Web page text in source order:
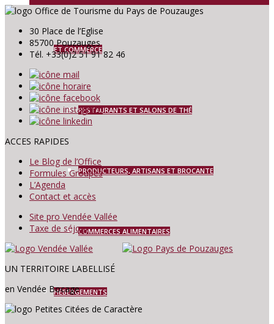
ET COMMERCE
RESTAURANTS ET SALONS DE THÉ
PRODUCTEURS, ARTISANS ET BROCANTE
COMMERCES ALIMENTAIRES
HÉBERGEMENTS
30 Place de l’Eglise
85700 Pouzauges
Tél. +33(0)2 51 91 82 46
ACCES RAPIDES
Le Blog de l’Office
Formules Groupes
L’Agenda
Contact et accès
Site pro Vendée Vallée
Taxe de séjour
UN TERRITOIRE LABELLISÉ
en Vendée Bocage